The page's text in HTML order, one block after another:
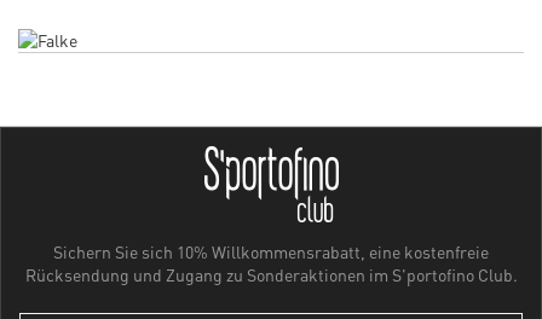
Sichern Sie sich 10% Willkommensrabatt, eine kostenfreie
Rücksendung und Zugang zu Sonderaktionen im S'portofino Club.